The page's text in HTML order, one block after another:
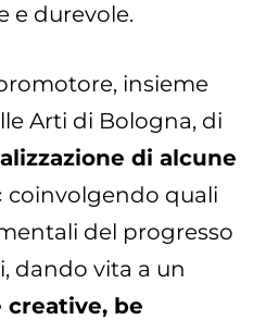
e durevole.
insieme
Arti di Bologna, di
di alcune
coinvolgendo quali
del progresso
dando vita a un
creative, be